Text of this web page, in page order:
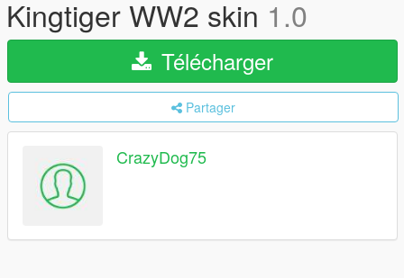
Kingtiger WW2 skin 1.0
Télécharger
Partager
CrazyDog75